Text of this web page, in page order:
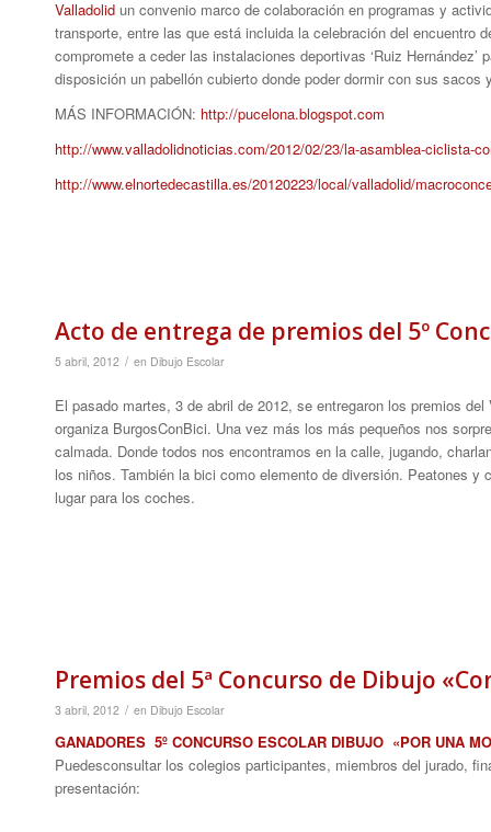
Valladolid un convenio marco de colaboración en programas y
transporte, entre las que está incluida la celebración del encuentro
compromete a ceder las instalaciones deportivas ‘Ruiz
disposición un pabellón cubierto donde poder dormir con sus sacos
MÁS INFORMACIÓN: http://pucelona.blogspot.com
http://www.valladolidnoticias.com/2012/02/23/la-asamblea-ciclista-
http://www.elnortedecastilla.es/20120223/local/valladolid/
Acto de entrega de premios del 5º
5 abril, 2012 / en Dibujo Escolar
El pasado martes, 3 de abril de 2012, se entregaron los premios
organiza BurgosConBici. Una vez más los más pequeños nos
calmada. Donde todos nos encontramos en la calle, jugando,
los niños. También la bici como elemento de diversión. Peatones
lugar para los coches.
Premios del 5ª Concurso de Dibujo
3 abril, 2012 / en Dibujo Escolar
GANADORES 5º CONCURSO ESCOLAR DIBUJO «POR UNA
Puedesconsultar los colegios participantes, miembros del jurado,
presentación: